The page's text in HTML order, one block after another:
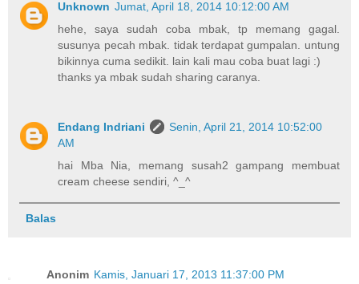
Unknown Jumat, April 18, 2014 10:12:00 AM
hehe, saya sudah coba mbak, tp memang gagal.
susunya pecah mbak. tidak terdapat gumpalan. untung
bikinnya cuma sedikit. lain kali mau coba buat lagi :)
thanks ya mbak sudah sharing caranya.
Endang Indriani
Senin, April 21, 2014 10:52:00
AM
hai Mba Nia, memang susah2 gampang membuat
cream cheese sendiri, ^_^
Balas
Anonim Kamis, Januari 17, 2013 11:37:00 PM